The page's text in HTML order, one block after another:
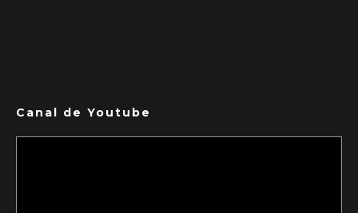
Canal de Youtube